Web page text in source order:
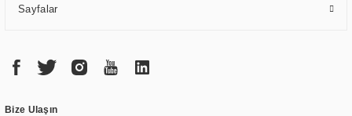
Sayfalar
Bize Ulaşın